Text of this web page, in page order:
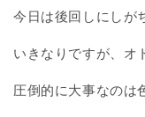
今日は後回しにしが
いきなりですが、オ
圧倒的に大事なのは